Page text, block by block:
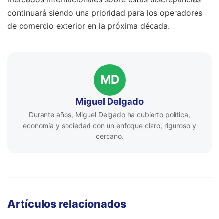
continuará siendo una prioridad para los operadores
de comercio exterior en la próxima década.
MD
Miguel Delgado
Durante años, Miguel Delgado ha cubierto política,
economía y sociedad con un enfoque claro, riguroso y
cercano.
Artículos relacionados